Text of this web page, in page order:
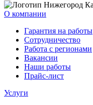
О компании
Гарантия на работы
Сотрудничество
Работа с регионами
Вакансии
Наши работы
Прайс-лист
Услуги